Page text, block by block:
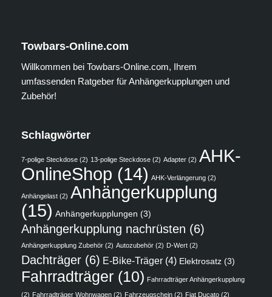
Towbars-Online.com
Willkommen bei Towbars-Online.com, Ihrem
umfassenden Ratgeber für Anhängerkupplungen und
Zubehör!
Schlagwörter
7-polige Steckdose (2) 13-polige Steckdose (2) Adapter (2) AHK-
OnlineShop (14) AHK-Verlängerung (2)
Anhängelast (2) Anhängerkupplung
(15) Anhängerkupplungen (3)
Anhängerkupplung nachrüsten (6)
Anhängerkupplung Zubehör (2) Autozubehör (2) D-Wert (2)
Dachträger (6) E-Bike-Träger (4) Elektrosatz (3)
Fahrradträger (10) Fahrradträger Anhängerkupplung
(2) Fahrradträger Wohnwagen (2) Fahrzeugschein (2) Fiat Ducato (2)